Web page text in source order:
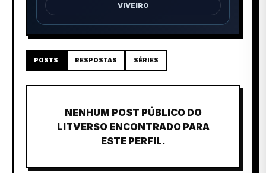
VIVEIRO
POSTS RESPOSTAS SÉRIES
NENHUM POST PÚBLICO DO
LITVERSO ENCONTRADO PARA
ESTE PERFIL.